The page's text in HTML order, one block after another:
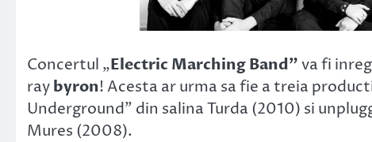
Concertul „Electric Marching Band”va fi
raybyron! Acesta ar urma sa fie a treia
Underground” din salina Turda (2010) si
Mures (2008).